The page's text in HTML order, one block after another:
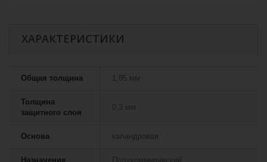
ХАРАКТЕРИСТИКИ
Общая толщина 1,85 мм
Толщина
защитного слоя
0,3 мм
Основа каландровая
Назначение Полукоммерческий